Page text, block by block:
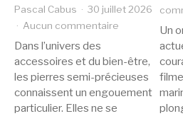
Pascal Cabus
30 juillet 2026
Aucun commentaire
gemstones
:
porter
Dans l’univers des
accessoires et du bien-être,
les pierres semi-précieuses
connaissent un engouement
particulier. Elles ne se
Un